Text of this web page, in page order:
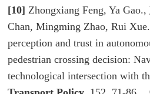
[10]Zhongxiang Feng, Ya Gao.,
Chan, Mingming Zhao, Rui
perception and trust in
pedestrian crossing decision:
technological intersection with